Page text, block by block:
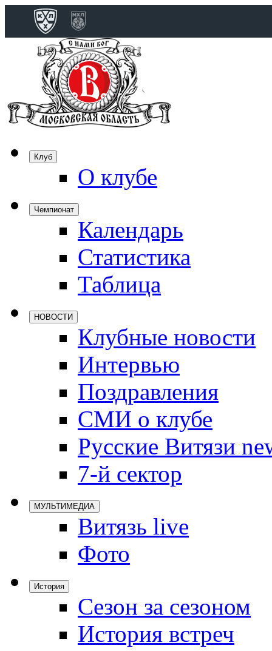
Клуб
О клубе
Чемпионат
Календарь
Статистика
Таблица
НОВОСТИ
Клубные новости
Интервью
Поздравления
СМИ о клубе
Русские Витязи
7-й сектор
МУЛЬТИМЕДИА
Витязь live
Фото
История
Сезон за сезоном
История встреч